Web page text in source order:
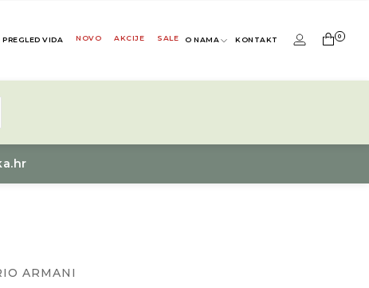
VIDA NOVO AKCIJE SALE O NAMA KONTAKT 0
ARMANI